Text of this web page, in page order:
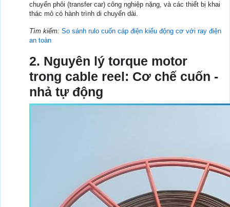
chuyển phôi (transfer car) công nghiệp nặng, và các thiết bị khai
thác mỏ có hành trình di chuyển dài.
Tìm kiếm: So sánh rulo cuốn cáp điện kiểu động cơ với ray điện
an toàn
2. Nguyên lý torque motor
trong cable reel: Cơ chế cuốn -
nhả tự động